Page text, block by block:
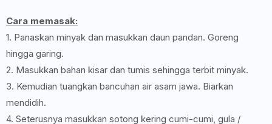
Cara memasak:
1. Panaskan minyak dan masukkan daun pandan. Goreng
hingga garing.
2. Masukkan bahan kisar dan tumis sehingga terbit minyak.
3. Kemudian tuangkan bancuhan air asam jawa. Biarkan
mendidih.
4. Seterusnya masukkan sotong kering cumi-cumi, gula /